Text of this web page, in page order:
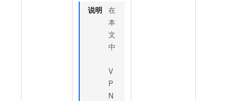
说明 在
本
文
中
V
P
N